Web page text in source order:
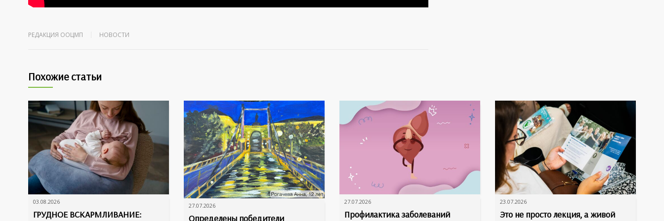
РЕДАКЦИЯ ООЦМП НОВОСТИ
Похожие статьи
03.08.2026
ГРУДНОЕ ВСКАРМЛИВАНИЕ:
27.07.2026
Определены победители
27.07.2026
Профилактика заболеваний
23.07.2026
Это не просто лекция, а живой